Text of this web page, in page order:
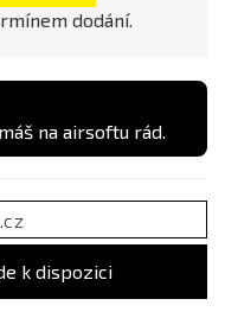
dodání.
na airsoftu rád.
k dispozici